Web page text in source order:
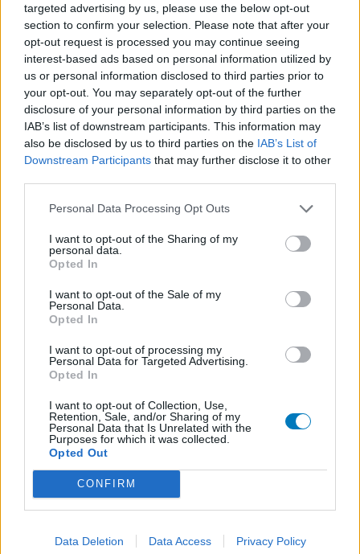
targeted advertising by us, please use the below opt-out
section to confirm your selection. Please note that after your
opt-out request is processed you may continue seeing
interest-based ads based on personal information utilized by
us or personal information disclosed to third parties prior to
your opt-out. You may separately opt-out of the further
disclosure of your personal information by third parties on the
IAB’s list of downstream participants. This information may
also be disclosed by us to third parties on the IAB’s List of
Downstream Participants that may further disclose it to other
Personal Data Processing Opt Outs
I want to opt-out of the Sharing of my
personal data.
Opted In
I want to opt-out of the Sale of my
Personal Data.
Opted In
I want to opt-out of processing my
Personal Data for Targeted Advertising.
Opted In
I want to opt-out of Collection, Use,
Retention, Sale, and/or Sharing of my
Personal Data that Is Unrelated with the
Purposes for which it was collected.
Opted Out
CONFIRM
Data Deletion Data Access Privacy Policy
des connaissances médicales. De cette façon, les évaluations
reflètent seulement une image fidèle des expériences propres
aux utilisateurs et pas celle du propriétaire de ce site web.
N’oubliez-pas que les expériences peuvent varier selon les
individus et que pour tout avis médical, il faut toujours prendre
contact avec votre médecin ou votre pharmacien.